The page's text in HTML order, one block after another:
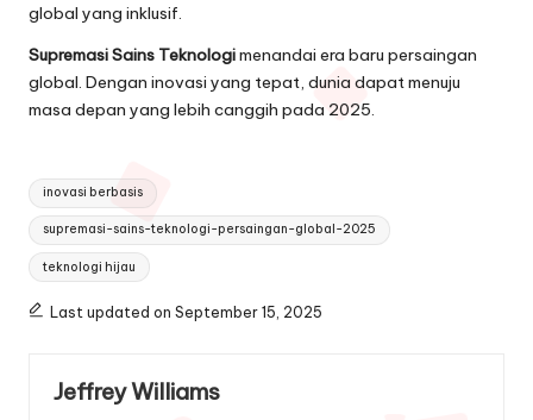
global yang inklusif.
Supremasi Sains Teknologimenandai era baru persaingan
global. Dengan inovasi yang tepat, dunia dapat menuju
masa depan yang lebih canggih pada 2025.
Tags:
inovasi berbasis
supremasi-sains-teknologi-persaingan-global-2025
teknologi hijau
Last updated on September 15, 2025
Jeffrey Williams